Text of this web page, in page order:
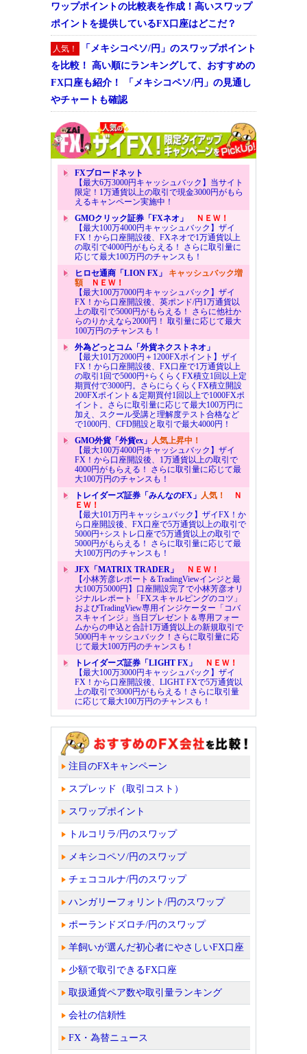
ワップポイントの比較表を作成！高いスワップ
ポイントを提供しているFX口座はどこだ？
人気！
「メキシコペソ/円」のスワップポイント
を比較！ 高い順にランキングして、おすすめの
FX口座も紹介！ 「メキシコペソ/円」の見通し
やチャートも確認
FXブロードネット
【最大6万3000円キャッシュバック】当サイト
限定！1万通貨以上の取引で現金3000円がもら
えるキャンペーン実施中！
GMOクリック証券「FXネオ」
ＮＥＷ！
【最大100万4000円キャッシュバック】ザイ
FX！から口座開設後、FXネオで1万通貨以上
の取引で4000円がもらえる！ さらに取引量に
応じて最大100万円のチャンスも！
ヒロセ通商「LION FX」 キャッシュバック増
額ＮＥＷ！
【最大100万7000円キャッシュバック】ザイ
FX！から口座開設後、英ポンド/円1万通貨以
上の取引で5000円がもらえる！ さらに他社か
らのりかえなら2000円！ 取引量に応じて最大
100万円のチャンスも！
外為どっとコム「外貨ネクストネオ」
【最大101万2000円＋1200FXポイント】ザイ
FX！から口座開設後、FX口座で1万通貨以上
の取引1回で5000円+らくらくFX積立1回以上定
期買付で3000円。さらにらくらくFX積立開設
200FXポイント＆定期買付1回以上で1000FXポ
イント。さらに取引量に応じて最大100万円に
加え、スクール受講と理解度テスト合格など
で1000円、CFD開設と取引で最大4000円！
GMO外貨「外貨ex」 人気上昇中！
【最大100万4000円キャッシュバック】ザイ
FX！から口座開設後、1万通貨以上の取引で
4000円がもらえる！ さらに取引量に応じて最
大100万円のチャンスも！
トレイダーズ証券「みんなのFX」 人気！
Ｎ
ＥＷ！
【最大101万円キャッシュバック】ザイFX！か
ら口座開設後、FX口座で5万通貨以上の取引で
5000円+シストレ口座で5万通貨以上の取引で
5000円がもらえる！ さらに取引量に応じて最
大100万円のチャンスも！
JFX「MATRIX TRADER」
ＮＥＷ！
【小林芳彦レポート＆TradingViewインジと最
大100万5000円】口座開設完了で小林芳彦オリ
ジナルレポート「FXスキャルピングのコツ」
およびTradingView専用インジケーター「コバ
スキャインジ」当日プレゼント＆専用フォー
ムからの申込と合計1万通貨以上の新規取引で
5000円キャッシュバック！さらに取引量に応
じて最大100万円のチャンスも！
トレイダーズ証券「LIGHT FX」
ＮＥＷ！
【最大100万3000円キャッシュバック】ザイ
FX！から口座開設後、LIGHT FXで5万通貨以
上の取引で3000円がもらえる！さらに取引量
に応じて最大100万円のチャンスも！
注目のFXキャンペーン
スプレッド（取引コスト）
スワップポイント
トルコリラ/円のスワップ
メキシコペソ/円のスワップ
チェココルナ/円のスワップ
ハンガリーフォリント/円のスワップ
ポーランドズロチ/円のスワップ
羊飼いが選んだ初心者にやさしいFX口座
少額で取引できるFX口座
取扱通貨ペア数や取引量ランキング
会社の信頼性
FX・為替ニュース